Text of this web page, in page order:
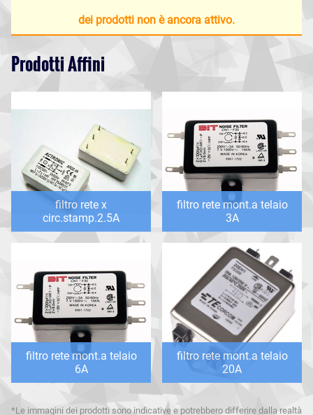
dei prodotti non è ancora attivo.
Prodotti Affini
filtro rete x
circ.stamp.2.5A
filtro rete mont.a telaio
3A
filtro rete mont.a telaio
6A
filtro rete mont.a telaio
20A
*Le immagini dei prodotti sono indicative e potrebbero differire dalla realtà